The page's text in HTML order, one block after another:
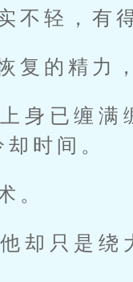
不轻，有
复的精力
身已缠满
时间。
。
却只是绕